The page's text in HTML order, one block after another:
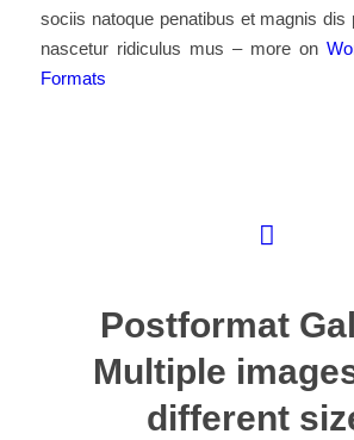
sociis natoque penatibus et magnis dis
nascetur ridiculus mus – more on
Formats
Postformat
Multiple
different